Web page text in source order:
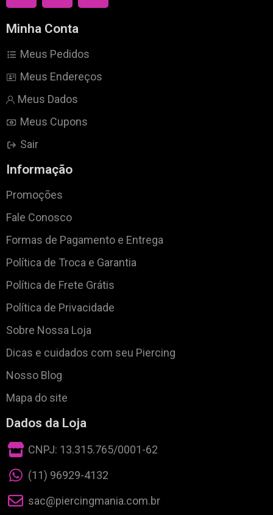
Minha Conta
Meus Pedidos
Meus Endereços
Meus Dados
Meus Cupons
Sair
Informação
Promoções
Fale Conosco
Formas de Pagamento e Entrega
Política de Troca e Garantia
Política de Frete Grátis
Política de Privacidade
Sobre Nossa Loja
Dicas e cuidados com seu Piercing
Nosso Blog
Mapa do site
Dados da Loja
CNPJ: 13.315.765/0001-62
(11) 96929-4132
sac@piercingmania.com.br